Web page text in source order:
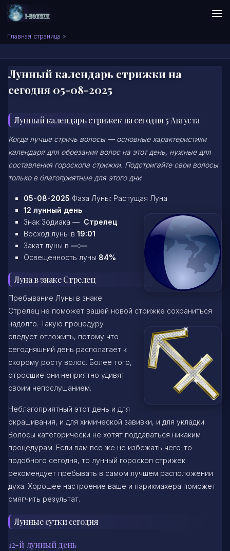
Skip to content
Сонник I-SONNIK.COM
Главная страница »
Лунный календарь стрижки на
сегодня 05-08-2025
Лунный календарь стрижек на сегодня 5 Августа
Когда лучше стричь волосы — основные характеристики
календаря для обрезания волос на этот день, нужные для
составления гороскопа стрижки. Подстригайте свои волосы
только в благоприятные для этого дни
05-08-2025 Фаза Луны: Растущая Луна
12 лунный день
Знак Зодиака — Стрелец
Восход луны в 19:01
Закат луны в —:—
Освещенность луны 84%
Луна в знаке Стрелец
Пребывание Луны в знаке
Стрелец не поможет вашей новой стрижке сохраниться
надолго. Такую процедуру
следует отложить, потому что
сегодняшний день располагает к
скорому росту волос. Более того,
отросшие они неприятно удивят
своим непослушанием.
Неблагоприятный этот день и для
окрашивания, и для химической завивки, и для укладки.
Волосы категорически не хотят поддаваться никаким
процедурам. Если вам все же не избежать чего-то
подобного сегодня, то лунный гороскоп стрижек
рекомендует пребывать в самом лучшем расположении
духа. Хорошее настроение ваше и парикмахера поможет
смягчить результат.
Лунные сутки сегодня
12-й лунный день